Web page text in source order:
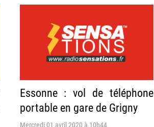
Essonne : vol de téléphone
portable en gare de Grigny
Mercredi 01 avril 2020 à 10h44